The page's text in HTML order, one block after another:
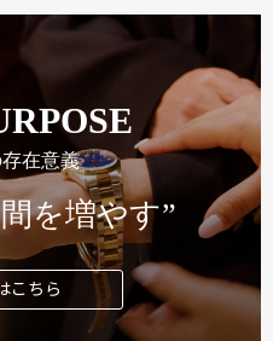
在意義
を増やす”
こちら